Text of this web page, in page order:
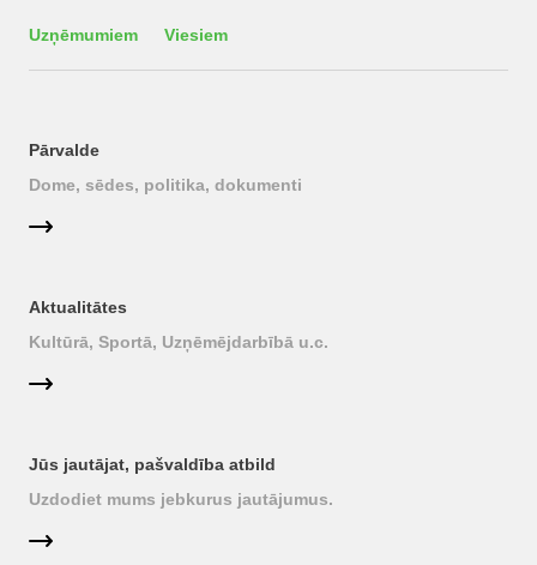
Uzņēmumiem Viesiem
Pārvalde
Dome, sēdes, politika, dokumenti
Aktualitātes
Kultūrā, Sportā, Uzņēmējdarbībā u.c.
Jūs jautājat, pašvaldība atbild
Uzdodiet mums jebkurus jautājumus.